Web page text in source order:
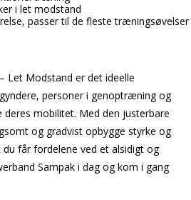
i let modstand
passer til de fleste træningsøvelser
Let Modstand er det ideelle
personer i genoptræning og
mobilitet. Med den justerbare
og gradvist opbygge styrke og
får fordelene ved et alsidigt og
Sampak i dag og kom i gang